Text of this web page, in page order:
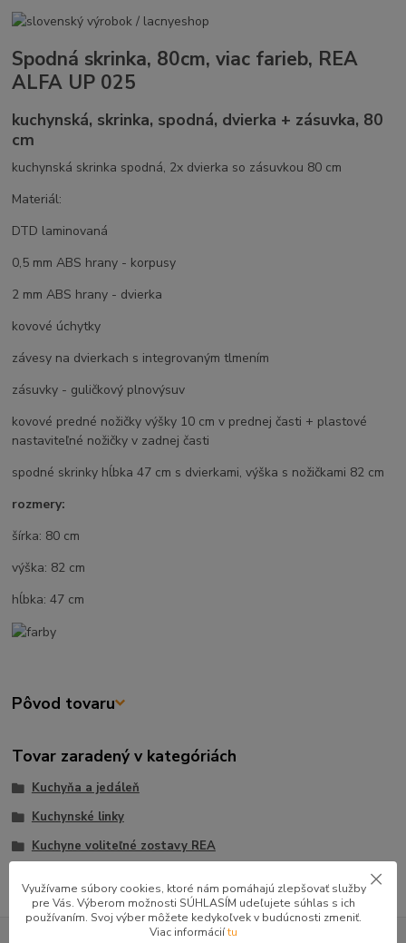
Spodná skrinka, 80cm, viac farieb, REA
ALFA UP 025
kuchynská, skrinka, spodná, dvierka + zásuvka, 80
cm
kuchynská skrinka spodná, 2x dvierka so zásuvkou 80 cm
Materiál:
DTD laminovaná
0,5 mm ABS hrany - korpusy
2 mm ABS hrany - dvierka
kovové úchytky
závesy na dvierkach s integrovaným tlmením
zásuvky - guličkový plnovýsuv
kovové predné nožičky výšky 10 cm v prednej časti + plastové
nastaviteľné nožičky v zadnej časti
spodné skrinky hĺbka 47 cm s dvierkami, výška s nožičkami 82 cm
rozmery:
šírka: 80 cm
výška: 82 cm
hĺbka: 47 cm
Pôvod tovaru
Tovar zaradený v kategóriách
Kuchyňa a jedáleň
Kuchynské linky
Kuchyne voliteľné zostavy REA
GOOGLE RECENZIE ZÁKAZNÍKOV
Využívame súbory cookies, ktoré nám pomáhajú zlepšovať služby
pre Vás. Výberom možnosti SÚHLASÍM udeľujete súhlas s ich
používaním. Svoj výber môžete kedykoľvek v budúcnosti zmeniť.
Viac informáciítu